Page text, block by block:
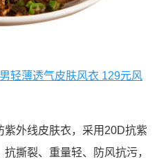
轻薄透气皮肤风衣 129元风
紫外线皮肤衣，采用20D抗紫
撕裂、重量轻、防风抗污，